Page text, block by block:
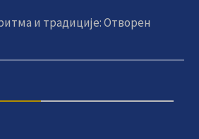
и традиције: Отворен